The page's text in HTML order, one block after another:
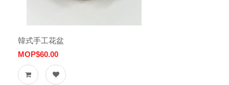
韓式手工花盆
MOP$60.00